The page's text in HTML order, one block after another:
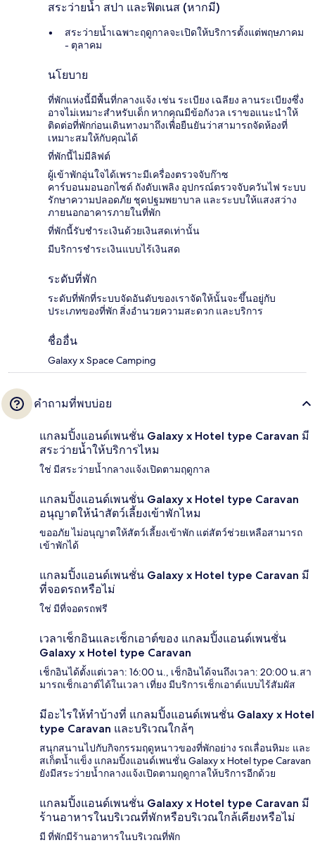
สระว่ายน้ำ สปา และฟิตเนส (หากมี)
สระว่ายน้ำเฉพาะฤดูกาลจะเปิดให้บริการตั้งแต่พฤษภาคม
- ตุลาคม
นโยบาย
ที่พักแห่งนี้มีพื้นที่กลางแจ้ง เช่น ระเบียง เฉลียง ลานระเบียงซึ่ง
อาจไม่เหมาะสำหรับเด็ก หากคุณมีข้อกังวล เราขอแนะนำให้
ติดต่อที่พักก่อนเดินทางมาถึงเพื่อยืนยันว่าสามารถจัดห้องที่
เหมาะสมให้กับคุณได้
ที่พักนี้ไม่มีลิฟต์
ผู้เข้าพักอุ่นใจได้เพราะมีเครื่องตรวจจับก๊าซ
คาร์บอนมอนอกไซด์ ถังดับเพลิง อุปกรณ์ตรวจจับควันไฟ ระบบ
รักษาความปลอดภัย ชุดปฐมพยาบาล และระบบให้แสงสว่าง
ภายนอกอาคารภายในที่พัก
ที่พักนี้รับชำระเงินด้วยเงินสดเท่านั้น
มีบริการชำระเงินแบบไร้เงินสด
ระดับที่พัก
ระดับที่พักที่ระบบจัดอันดับของเราจัดให้นั้นจะขึ้นอยู่กับ
ประเภทของที่พัก สิ่งอำนวยความสะดวก และบริการ
ชื่ออื่น
Galaxy x Space Camping
คำถามที่พบบ่อย
แกลมปิ้งแอนด์เพนชั่น Galaxy x Hotel type Caravan มี
สระว่ายน้ำให้บริการไหม
ใช่ มีสระว่ายน้ำกลางแจ้งเปิดตามฤดูกาล
แกลมปิ้งแอนด์เพนชั่น Galaxy x Hotel type Caravan
อนุญาตให้นำสัตว์เลี้ยงเข้าพักไหม
ขออภัย ไม่อนุญาตให้สัตว์เลี้ยงเข้าพัก แต่สัตว์ช่วยเหลือสามารถ
เข้าพักได้
แกลมปิ้งแอนด์เพนชั่น Galaxy x Hotel type Caravan มี
ที่จอดรถหรือไม่
ใช่ มีที่จอดรถฟรี
เวลาเช็กอินและเช็กเอาต์ของ แกลมปิ้งแอนด์เพนชั่น
Galaxy x Hotel type Caravan
เช็กอินได้ตั้งแต่เวลา: 16:00 น., เช็กอินได้จนถึงเวลา: 20:00 น.สา
มารถเช็กเอาต์ได้ในเวลา เที่ยง มีบริการเช็กเอาต์แบบไร้สัมผัส
มีอะไรให้ทำบ้างที่ แกลมปิ้งแอนด์เพนชั่น Galaxy x Hotel
type Caravan และบริเวณใกล้ๆ
สนุกสนานไปกับกิจกรรมฤดูหนาวของที่พักอย่าง รถเลื่อนหิมะ และ
สเก็ตน้ำแข็ง แกลมปิ้งแอนด์เพนชั่น Galaxy x Hotel type Caravan
ยังมีสระว่ายน้ำกลางแจ้งเปิดตามฤดูกาลให้บริการอีกด้วย
แกลมปิ้งแอนด์เพนชั่น Galaxy x Hotel type Caravan มี
ร้านอาหารในบริเวณที่พักหรือบริเวณใกล้เคียงหรือไม่
มี ที่พักมีร้านอาหารในบริเวณที่พัก